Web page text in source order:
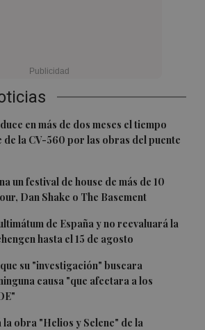
en más de dos meses el tiempo
la CV-560 por las obras del puente
un festival de house de más de 10
Dan Shake o The Basement
de España y no reevaluará la
hasta el 15 de agosto
su "investigación" buscara
causa "que afectara a los
obra "Helios y Selene" de la